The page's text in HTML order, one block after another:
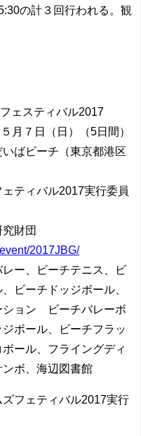
の計３回行われる。観
ェスティバル2017
月７日（日）（5日間）
ばビーチ（東京都港区
ティバル2017実行委員
財団
2017JBG/
ー、ビーチテニス、ビ
ビーチドッジボール、
ション ビーチバレーボ
ボール、ビーチフラッ
ール、フライングディ
ボ、海辺図書館
フェティバル2017実行